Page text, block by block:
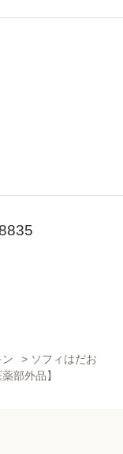
> ソフィはだお
部外品】